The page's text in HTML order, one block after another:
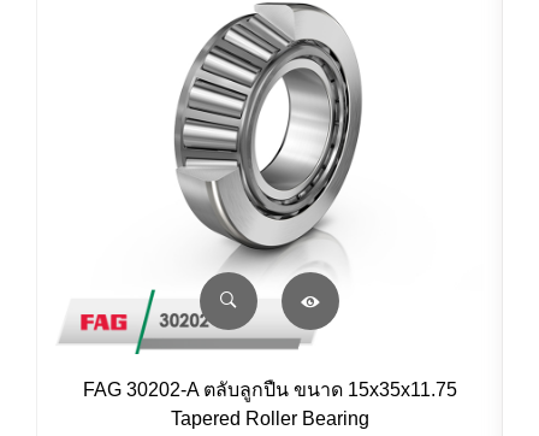
FAG 30202-A ตลับลูกปืน ขนาด 15x35x11.75
Tapered Roller Bearing